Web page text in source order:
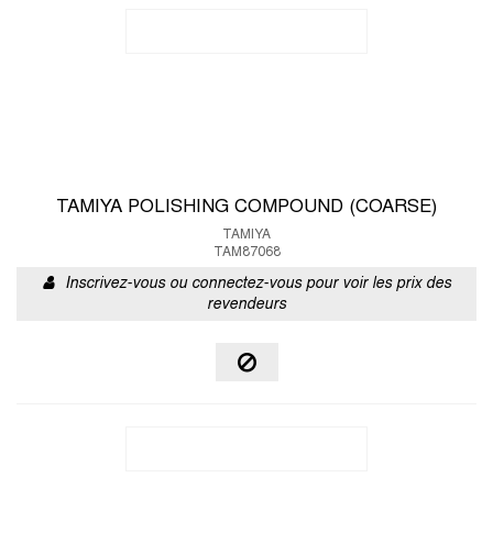
TAMIYA POLISHING COMPOUND (COARSE)
TAMIYA
TAM87068
Inscrivez-vous ou connectez-vous pour voir les prix des
revendeurs